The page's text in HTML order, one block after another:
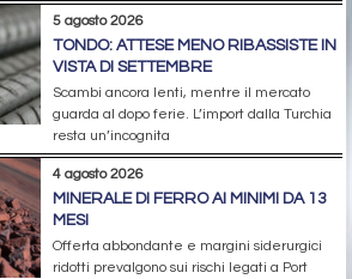
5 agosto 2026
TONDO: ATTESE MENO RIBASSISTE IN
VISTA DI SETTEMBRE
Scambi ancora lenti, mentre il mercato
guarda al dopo ferie. L’import dalla Turchia
resta un’incognita
4 agosto 2026
MINERALE DI FERRO AI MINIMI DA 13
MESI
Offerta abbondante e margini siderurgici
ridotti prevalgono sui rischi legati a Port